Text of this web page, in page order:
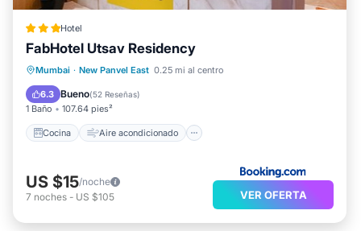
Hotel
FabHotel Utsav Residency
Mumbai · New Panvel East 0.25 mi al centro
6.3 Bueno(52 Reseñas)
1 Baño 107.64 pies²
Cocina Aire acondicionado
Cocina Aire acondicionado
Apto para niños
US $15/noche
7 noches - US $105 VER OFERTA